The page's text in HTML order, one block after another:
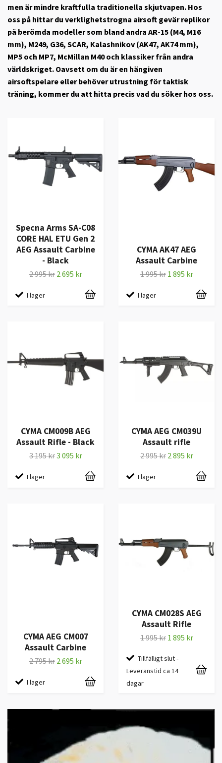
men är mindre kraftfulla traditionella skjutvapen. Hos
oss på hittar du verklighetstrogna airsoft gevär replikor
på berömda modeller som bland andra AR-15 (M4, M16
mm), M249, G36, SCAR, Kalashnikov (AK47, AK74 mm),
MP5 och MP7, McMillan M40 och klassiker från andra
världskriget. Oavsett om du är en hängiven
airsoftspelare eller behöver utrustning för taktisk
träning, kommer du att hitta precis vad du söker hos oss.
Specna Arms SA-C08
CORE HAL ETU Gen 2
AEG Assault Carbine
- Black
2 995 kr 2 695 kr
I lager
CYMA AK47 AEG
Assault Carbine
1 995 kr 1 895 kr
I lager
CYMA CM009B AEG
Assault Rifle - Black
3 195 kr3 095 kr
I lager
CYMA AEG CM039U
Assault rifle
2 995 kr 2 895 kr
I lager
CYMA AEG CM007
Assault Carbine
2 795 kr 2 695 kr
I lager
CYMA CM028S AEG
Assault Rifle
1 995 kr 1 895 kr
Tillfälligt slut -
Leveranstid ca 14
dagar